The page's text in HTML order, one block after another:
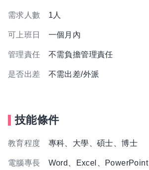
需求人數 1人
可上班日 一個月內
管理責任 不需負擔管理責任
是否出差 不需出差/外派
技能條件
教育程度 專科、大學、碩士、博士
電腦專長 Word、Excel、PowerPoint